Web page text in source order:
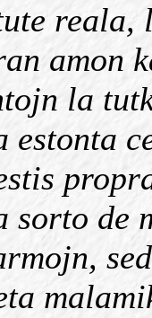
reala,
amon
la
estonta
sorto de